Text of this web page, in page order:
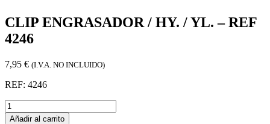
CLIP ENGRASADOR / HY. / YL. – REF
4246
7,95 € (I.V.A. NO INCLUIDO)
REF: 4246
Añadir al carrito